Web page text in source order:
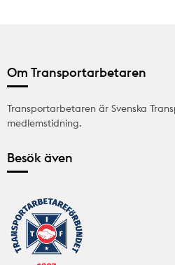
Om Transportarbetaren
Transportarbetaren är Svenska
medlemstidning.
Besök även